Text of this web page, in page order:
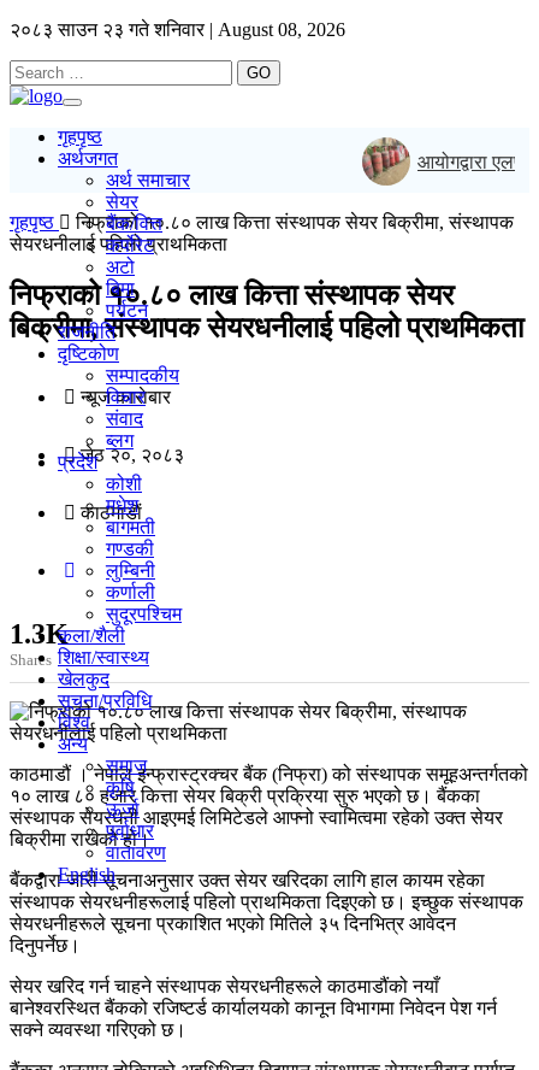
२०८३ साउन २३ गते शनिवार | August 08, 2026
GO
Toggle
navigation
गृहपृष्ठ
अर्थजगत
अर्थ समाचार
सेयर
बैंक/वित्त
कर्पोरेट
अटो
बिमा
पर्यटन
राजनीति
दृष्टिकोण
सम्पादकीय
विचार
संवाद
ब्लग
प्रदेश
कोशी
मधेश
बागमती
गण्डकी
लुम्बिनी
कर्णाली
सुदूरपश्चिम
कला/शैली
शिक्षा/स्वास्थ्य
खेलकुद
सूचना/प्रविधि
विश्व
अन्य
समाज
कृषि
ऊर्जा
पूर्वाधार
वातावरण
English
आयोगद्वारा एलपी
गृहपृष्ठ
निफ्राको १०.८० लाख कित्ता संस्थापक सेयर बिक्रीमा, संस्थापक
सेयरधनीलाई पहिलो प्राथमिकता
निफ्राको १०.८० लाख कित्ता संस्थापक सेयर
बिक्रीमा, संस्थापक सेयरधनीलाई पहिलो प्राथमिकता
न्यूज काराेबार
जेठ २०, २०८३
काठमाडाैं
1.3K
Shares
काठमाडौं । नेपाल इन्फ्रास्ट्रक्चर बैंक (निफ्रा) को संस्थापक समूहअन्तर्गतको
१० लाख ८० हजार कित्ता सेयर बिक्री प्रक्रिया सुरु भएको छ। बैंकका
संस्थापक सेयरधनी आइएमई लिमिटेडले आफ्नो स्वामित्वमा रहेको उक्त सेयर
बिक्रीमा राखेको हो।
बैंकद्वारा जारी सूचनाअनुसार उक्त सेयर खरिदका लागि हाल कायम रहेका
संस्थापक सेयरधनीहरूलाई पहिलो प्राथमिकता दिइएको छ। इच्छुक संस्थापक
सेयरधनीहरूले सूचना प्रकाशित भएको मितिले ३५ दिनभित्र आवेदन
दिनुपर्नेछ।
सेयर खरिद गर्न चाहने संस्थापक सेयरधनीहरूले काठमाडौंको नयाँ
बानेश्वरस्थित बैंकको रजिष्टर्ड कार्यालयको कानून विभागमा निवेदन पेश गर्न
सक्ने व्यवस्था गरिएको छ।